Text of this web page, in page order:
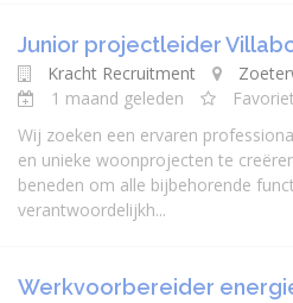
Junior projectleider
Kracht Recruitment
1 maand geleden
Wij zoeken een ervaren
en unieke woonprojecten te
beneden om alle bijbehorende
verantwoordelijkh...
Werkvoorbereider